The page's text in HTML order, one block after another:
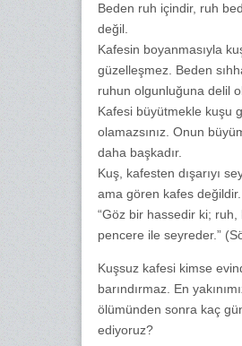
Beden ruh içindir, ruh
değil.
Kafesin boyanmasıyla
güzelleşmez. Beden
ruhun olgunluğuna delil
Kafesi büyütmekle kuşu
olamazsınız. Onun
daha başkadır.
Kuş, kafesten dışarıyı
ama gören kafes değildir.
“Göz bir hassedir ki; ruh,
pencere ile seyreder.”
Kuşsuz kafesi kimse
barındırmaz. En
ölümünden sonra kaç
ediyoruz?